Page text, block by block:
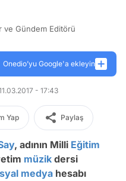
ve Gündem Editörü
Onedio’yu Google'a ekleyin
- 17:43
Yap Paylaş
, adının Milli Eğitim
müzik dersi
medya hesabı